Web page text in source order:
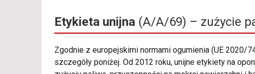
Etykieta unijna (A/A/69) – zużycie
Zgodnie z europejskimi normami ogumienia (UE 2020/
szczegóły poniżej. Od 2012 roku, unijne etykiety na